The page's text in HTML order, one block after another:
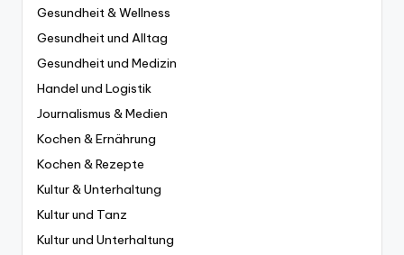
Gesundheit & Wellness
Gesundheit und Alltag
Gesundheit und Medizin
Handel und Logistik
Journalismus & Medien
Kochen & Ernährung
Kochen & Rezepte
Kultur & Unterhaltung
Kultur und Tanz
Kultur und Unterhaltung